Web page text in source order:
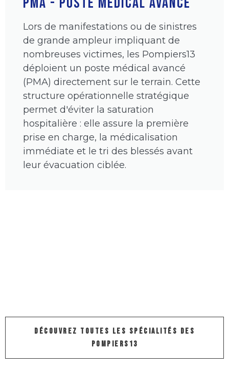
Lors de manifestations ou de sinistres
de grande ampleur impliquant de
nombreuses victimes, les Pompiers13
déploient un poste médical avancé
(PMA) directement sur le terrain. Cette
structure opérationnelle stratégique
permet d'éviter la saturation
hospitalière : elle assure la première
prise en charge, la médicalisation
immédiate et le tri des blessés avant
leur évacuation ciblée.
DÉCOUVREZ TOUTES LES SPÉCIALITÉS DES
POMPIERS13